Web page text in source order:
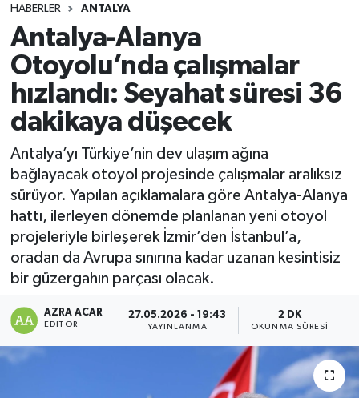
HABERLER ANTALYA
Antalya-Alanya
Otoyolu’nda çalışmalar
hızlandı: Seyahat süresi 36
dakikaya düşecek
Antalya’yı Türkiye’nin dev ulaşım ağına
bağlayacak otoyol projesinde çalışmalar aralıksız
sürüyor. Yapılan açıklamalara göre Antalya-Alanya
hattı, ilerleyen dönemde planlanan yeni otoyol
projeleriyle birleşerek İzmir’den İstanbul’a,
oradan da Avrupa sınırına kadar uzanan kesintisiz
bir güzergahın parçası olacak.
AZRA ACAR
EDITÖR
27.05.2026 - 19:43
YAYINLANMA
2 DK
OKUNMA SÜRESI
Eğitim
Ekonomi
Gündem
Kültür-Sanat
Magazin
Özel haberler
Sağlık
Siyaset
Tüm Manşetler
Son Dakika Haberleri
Haber Arşivi